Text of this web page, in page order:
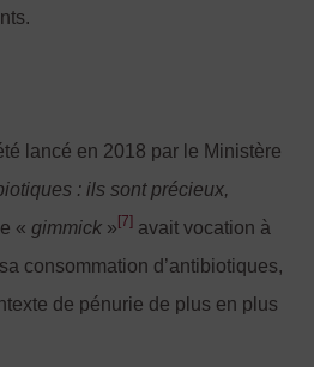
lancé en 2018 par le Ministère
: ils sont précieux,
« gimmick » [7] avait vocation à
consommation d’antibiotiques,
de pénurie de plus en plus